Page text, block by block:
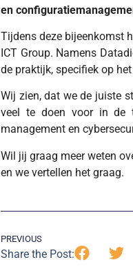
en
Tijdens deze bijeenkomst
ICT Group. Namens
de praktijk, specifiek op
Wij zien, dat we de juiste
veel te doen voor in de
management en
Wil jij graag meer weten
en we vertellen het graag.
PREVIOUS
Share the Post: